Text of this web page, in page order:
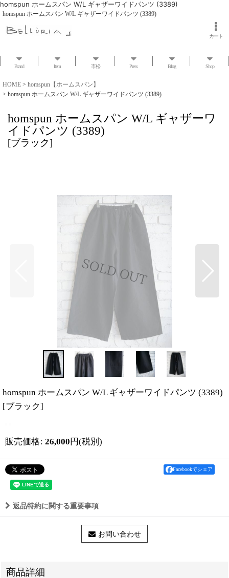
homspun ホームスパン W/L ギャザーワイドパンツ (3389)
homspun ホームスパン W/L ギャザーワイドパンツ (3389)
カート
Brand Item 市松 Press Blog Shop
HOME > homspun【ホームスパン】
> homspun ホームスパン W/L ギャザーワイドパンツ (3389)
homspun ホームスパン W/L ギャザーワ
イドパンツ (3389)
[ブラック]
homspun ホームスパン W/L ギャザーワイドパンツ (3389)
[ブラック]
販売価格: 26,000 円(税別)
Facebookでシェア
返品特約に関する重要事項
お問い合わせ
商品詳細